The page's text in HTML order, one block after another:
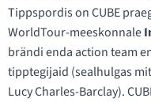
Tippspordis on CUBE
WorldTour-meeskonnale
brändi enda action team
tipptegijaid (sealhulgas
Lucy Charles-Barclay).